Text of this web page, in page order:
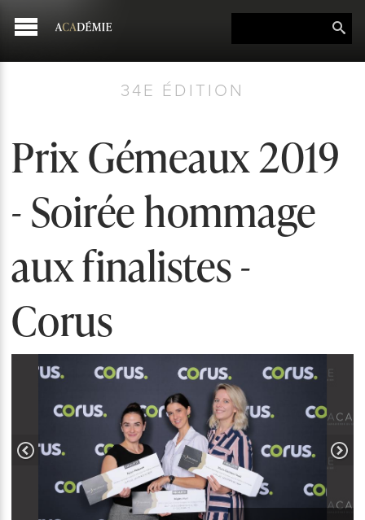
34E ÉDITION
Prix Gémeaux 2019
- Soirée hommage
aux finalistes -
Corus